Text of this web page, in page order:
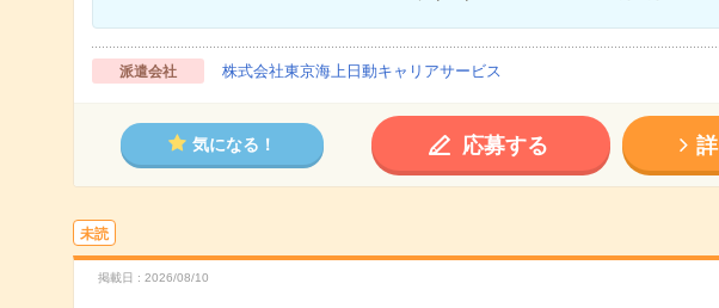
派遣会社 株式会社東京海上日動キャリアサービス
気になる！ 応募する
未読
掲載日 2026/08/10